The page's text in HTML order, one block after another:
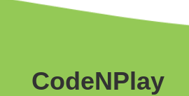
CodeNPlay